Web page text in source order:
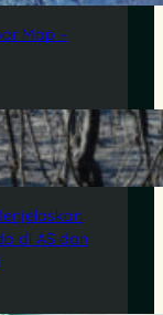
Map –
di AS dan